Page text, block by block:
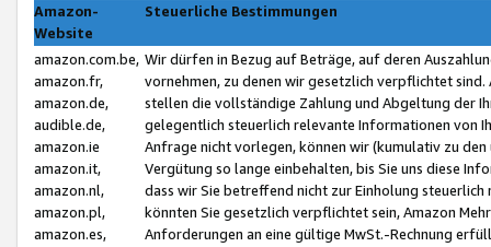
Amazon-
Website
Steuerliche Bestimmungen
amazon.com.be,
amazon.fr,
amazon.de,
audible.de,
amazon.ie
amazon.it,
amazon.nl,
amazon.pl,
amazon.es,
Wir dürfen in Bezug auf Beträge, auf deren
vornehmen, zu denen wir gesetzlich verpflichtet
stellen die vollständige Zahlung und Abgeltung der
gelegentlich steuerlich relevante Informationen von
Anfrage nicht vorlegen, können wir (kumulativ zu
Vergütung so lange einbehalten, bis Sie uns diese
dass wir Sie betreffend nicht zur Einholung
könnten Sie gesetzlich verpflichtet sein, Amazon
Anforderungen an eine gültige MwSt.-Rechnung